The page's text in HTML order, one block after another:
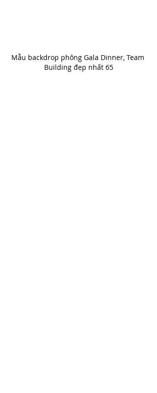
Mẫu backdrop phông Gala Dinner, Team
Building đẹp nhất 65